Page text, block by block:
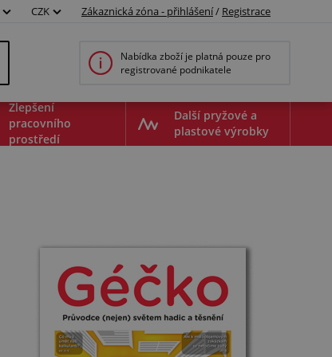
CZK Zákaznická zóna - přihlášení/ Registrace
Nabídka zboží je platná pouze pro
registrované podnikatele
Zlepšení
pracovního
prostředí
Další pryžové a
plastové výrobky